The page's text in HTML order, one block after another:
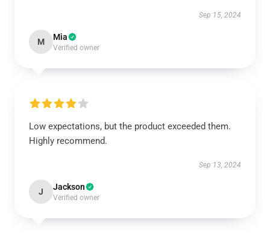
Sep 15, 2024
M Mia
Verified owner
Low expectations, but the product exceeded them.
Highly recommend.
Sep 13, 2024
J Jackson
Verified owner